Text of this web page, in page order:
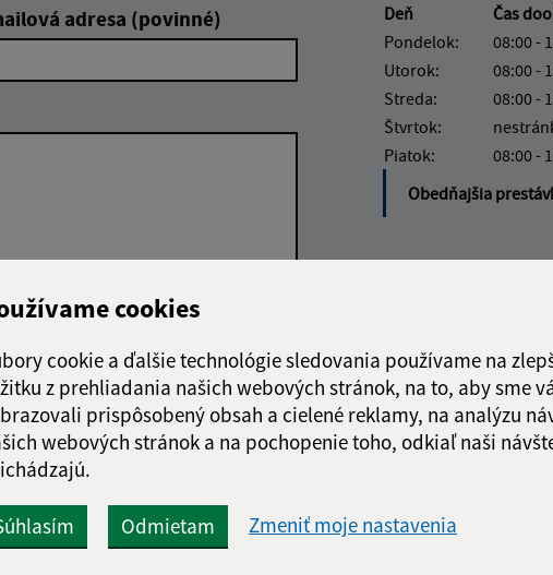
cookies
cookie a ďalšie technológie sledovania používame na
z prehliadania našich webových stránok, na to, aby sme
prispôsobený obsah a cielené reklamy, na analýzu
webových stránok a na pochopenie toho, odkiaľ naši
Odmietam Zmeniť moje nastavenia
adresa (povinné)
Google reCaptcha Response
Odoslať správu
Deň Čas
Pondelok:
08:00 -
Utorok:
08:00 -
Streda:
08:00 -
Štvrtok:
Piatok:
08:00 -
Obedňajšia